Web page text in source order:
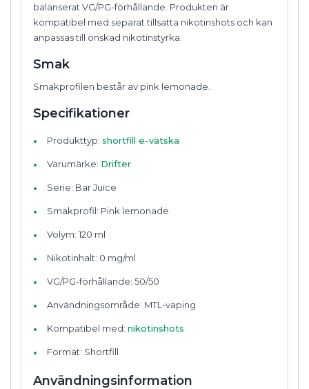
balanserat VG/PG-förhållande. Produkten är
kompatibel med separat tillsatta nikotinshots och kan
anpassas till önskad nikotinstyrka.
Smak
Smakprofilen består av pink lemonade.
Specifikationer
Produkttyp: shortfill e-vätska
Varumärke: Drifter
Serie: Bar Juice
Smakprofil: Pink lemonade
Volym: 120 ml
Nikotinhalt: 0 mg/ml
VG/PG-förhållande: 50/50
Användningsområde: MTL-vaping
Kompatibel med: nikotinshots
Format: Shortfill
Användningsinformation